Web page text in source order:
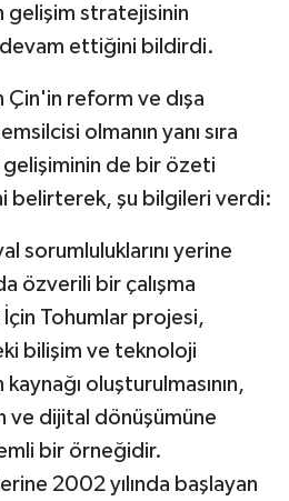
gelişim stratejisinin
ettiğini bildirdi.
reform ve dışa
olmanın yanı sıra
gelişiminin de bir özeti
belirterek, şu bilgileri verdi:
sorumluluklarını yerine
özverili bir çalışma
Tohumlar projesi,
bilişim ve teknoloji
oluşturulmasının,
ve dijital dönüşümüne
bir örneğidir.
2002 yılında başlayan